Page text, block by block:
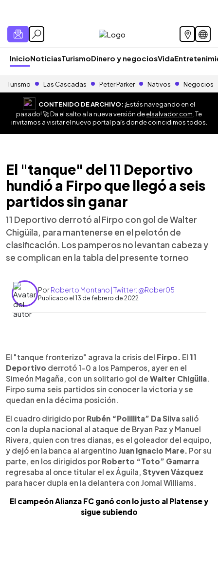
InicioNoticiasTurismoDinero y negociosVida
Turismo Las Cascadas Peter Parker Nativos Negocios
CONTENIDO DE ARCHIVO:¡Estás navegando en el
pasado! 🚀 Da el salto a la nueva versión deelsalvador.com . Te
invitamos a visitar el nuevo portal país donde coincidimos todos.
El "tanque" del 11 Deportivo
hundió a Firpo que llegó a seis
partidos sin ganar
11 Deportivo derrotó al Firpo con gol de Walter
Chigüila, para mantenerse en el pelotón de
clasificación. Los pamperos no levantan cabeza y
se complican en la tabla del presente torneo
PorRoberto Montano | Twitter: @Rober05
Publicado el 13 de febrero de 2022
Escuchar artículo
El "tanque fronterizo" agrava la crisis del Firpo. El 11
Deportivo derrotó 1-0 a los Pamperos, ayer en el
Simeón Magaña, con un solitario gol de Walter Chigüila.
Firpo suma seis partidos sin conocer la victoria y se
quedan en la décima posición.
El cuadro dirigido por Rubén “Polillita” Da Silvasalió
con la dupla nacional al ataque de Bryan Paz y Manuel
Rivera, quien con tres dianas, es el goleador del equipo,
y dejó en la banca al argentino Juan Ignacio Mare. Por su
parte, en los dirigidos por Roberto “Toto” Gamarra
regresaba al once titular el ex Águila, Styven Vázquez
para hacer dupla en la delantera con Jomal Williams.
El campeón Alianza FC ganó con lo justo al Platense y
sigue subiendo